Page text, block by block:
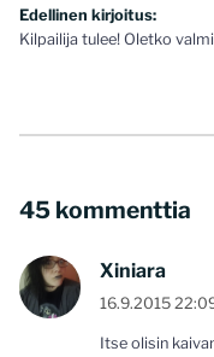
Artikkelien
selaus
Edellinen kirjoitus:
Kilpailija tulee! Oletko
45 kommenttia
Xiniara
16.9.2015
Itse olisin